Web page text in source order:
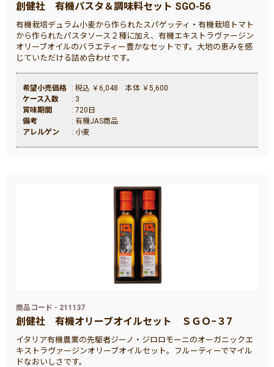
創健社有機パスタ＆調味料セット SGO-56
有機栽培デュラム小麦から作られたスパゲッティ・有機栽培トマト
から作られたパスタソース２種に加え、有機エキストラヴァージン
オリーブオイルのバラエティー豊かなセットです。大地の恵みを感
じていただける詰め合わせです。
希望小売価格
: 税込 ￥6,048 本体 ￥5,600
ケース入数
: 3
賞味期間
: 720日
備考
: 有機JAS商品
アレルゲン
: 小麦
商品コード - 211137
創健社有機オリーブオイルセット ＳＧＯ−３7
イタリア有機農業の先駆者ジーノ・ジロロモーニのオーガニックエ
キストラヴァージンオリーブオイルセット。フルーティーでマイル
ドなおいしさです。